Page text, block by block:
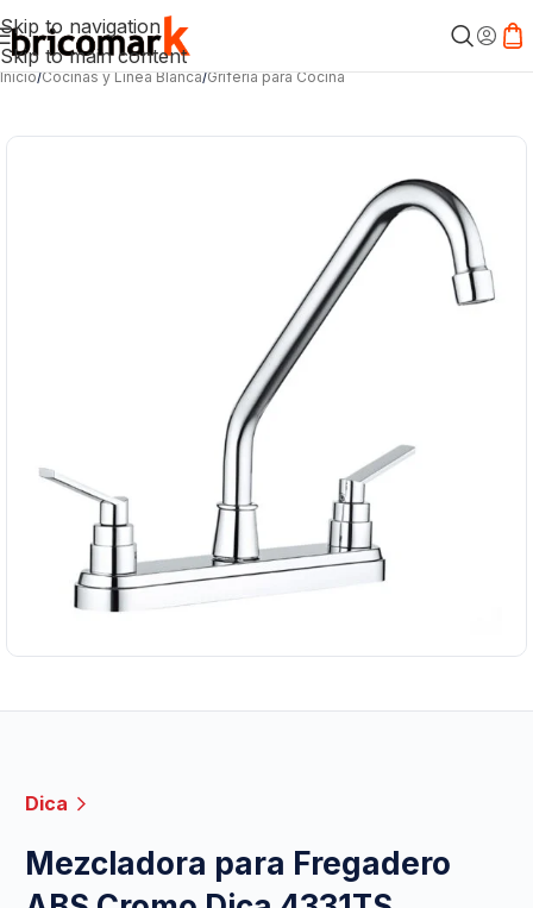
Skip to navigation
Skip to main content
Inicio/Cocinas y Línea Blanca/Grifería para Cocina
Dica
Mezcladora para Fregadero